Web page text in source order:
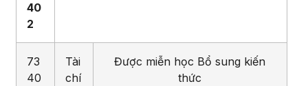
40
2
73
40
Tài
chí
Được miễn học Bổ sung kiến
thức